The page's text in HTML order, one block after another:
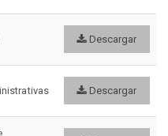
Descargar
Descargar